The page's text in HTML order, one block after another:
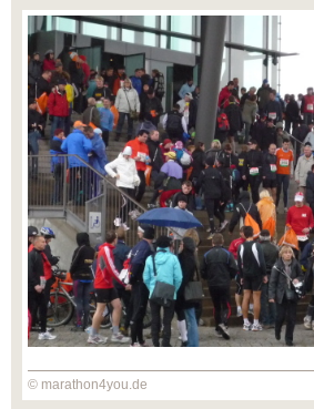
© marathon4you.de